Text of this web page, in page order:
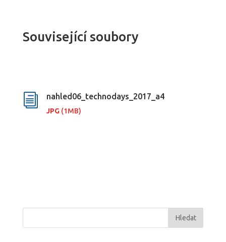
Související soubory
i nahled06_technodays_2017_a4
JPG(1MB)